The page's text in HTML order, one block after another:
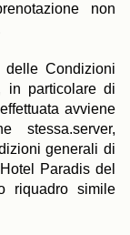
non
delle Condizioni
in particolare di
avviene
stessa.server,
generali di
Paradis del
riquadro simile